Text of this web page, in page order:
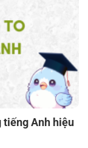
tiếng Anh hiệu